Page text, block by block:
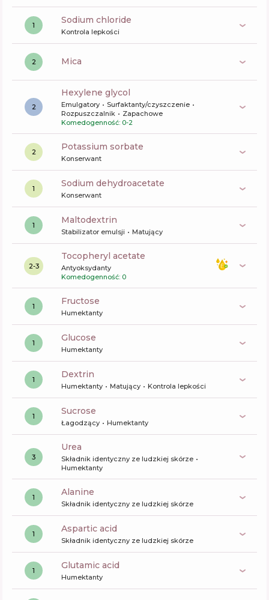
1 sodium chloride
Kontrola lepkości
2 mica
2
hexylene glycol
Emulgatory
Surfaktanty/czyszczenie
Rozpuszczalnik
Zapachowe
Komedogenność: 0-2
2 potassium sorbate
Konserwant
1 sodium dehydroacetate
Konserwant
1 maltodextrin
Stabilizator emulsji Matujący
2-3
tocopheryl acetate
Antyoksydanty
Komedogenność: 0
1 fructose
Humektanty
1 glucose
Humektanty
1 dextrin
Humektanty Matujący Kontrola lepkości
1 sucrose
Łagodzący Humektanty
3
urea
Składnik identyczny ze ludzkiej skórze
Humektanty
1 alanine
Składnik identyczny ze ludzkiej skórze
1 aspartic acid
Składnik identyczny ze ludzkiej skórze
1 glutamic acid
Humektanty